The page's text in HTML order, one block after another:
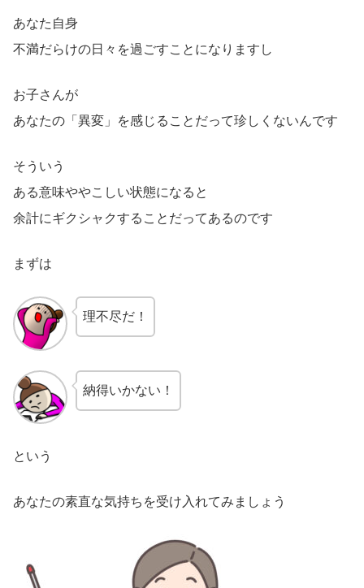
あなた自身
不満だらけの日々を過ごすことになりますし
お子さんが
あなたの「異変」を感じることだって珍しくないんです
そういう
ある意味ややこしい状態になると
余計にギクシャクすることだってあるのです
まずは
理不尽だ！
納得いかない！
という
あなたの素直な気持ちを受け入れてみましょう